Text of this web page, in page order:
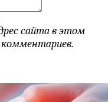
сайта в этом
комментариев.